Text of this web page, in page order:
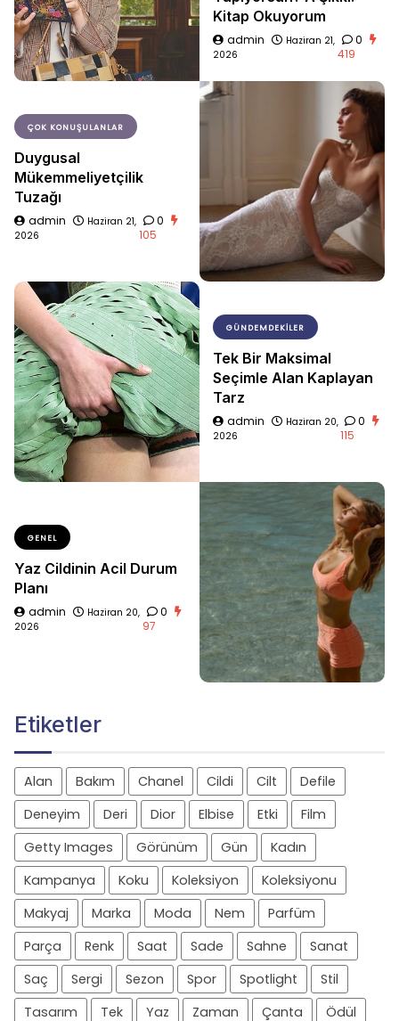
Kitap Okuyorum
admin
Haziran 21,
2026
0
419
ÇOK KONUŞULANLAR
Duygusal
Mükemmeliyetçilik
Tuzağı
admin
Haziran 21,
2026
0
105
GÜNDEMDEKILER
Tek Bir Maksimal
Seçimle Alan Kaplayan
Tarz
admin
Haziran 20,
2026
0
115
GENEL
Yaz Cildinin Acil Durum
Planı
admin
Haziran 20,
2026
0
97
Etiketler
Alan Bakım Chanel Cildi Cilt
Defile
Deneyim
Deri Dior Elbise Etki
Film
Getty Images
Görünüm Gün
Kadın
Kampanya
Koku Koleksiyon
Koleksiyonu
Makyaj
Marka Moda Nem
Parfüm
Parça
Renk Saat Sade Sahne
Sanat
Saç
Sergi Sezon Spor Spotlight
Stil
Tasarım
Tek Yaz Zaman Çanta Ödül